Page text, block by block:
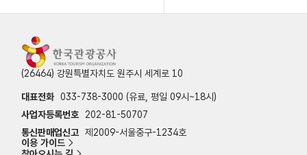
(26464) 강원특별자치도 원주시 세계로 10
대표전화 033-738-3000 (유료, 평일 09시~18시)
사업자등록번호
202-81-50707
통신판매업신고 제2009-서울중구-1234호
이용 가이드